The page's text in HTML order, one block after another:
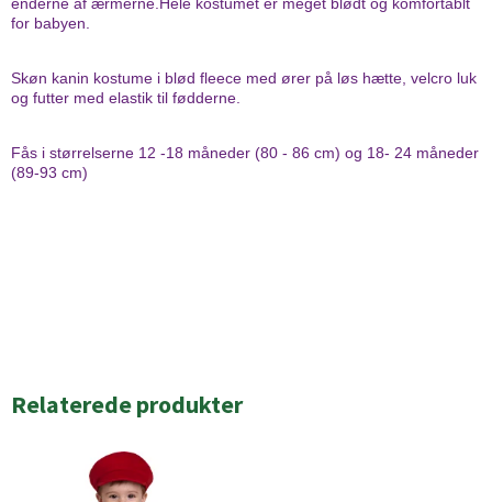
enderne af ærmerne.Hele kostumet er meget blødt og komfortablt
for babyen.
Skøn kanin kostume i blød fleece med ører på løs hætte, velcro luk
og futter med elastik til fødderne.
Fås i størrelserne 12 -18 måneder (80 - 86 cm) og 18- 24 måneder
(89-93 cm)
Relaterede produkter